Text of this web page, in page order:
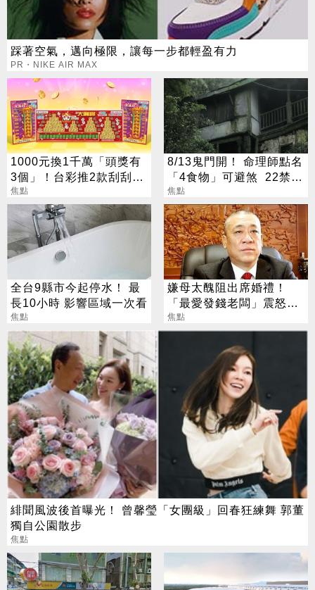
踩著空氣，邁向極限，讓每一步都輕盈有力
PR・NIKE AIR MAX
1000元換1千萬「頭獎有
3個」！台彩推2款刮刮樂
總獎金逾33億
焦點
8/13鬼門開！ 命理師點名
「4食物」可避煞 22禁忌
一次看
焦點
全台9縣市今起停水！ 最
長10小時 影響區域一次看
焦點
嫌母太醜阻出席婚禮！
「最愛發錢老闆」震怒開
除：我看不起你
焦點
緋聞風波後首曝光！ 曾馨瑩「女團級」回春狂練舞 郭董
獨自公園散步
焦點